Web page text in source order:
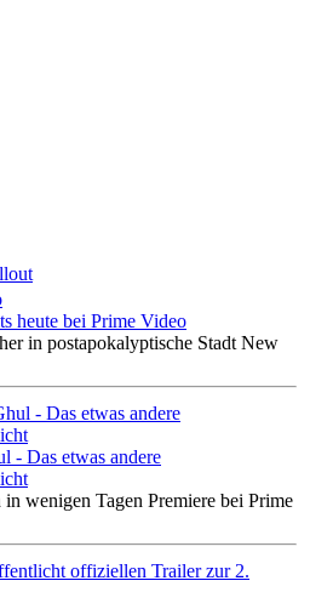
heute bei Prime Video
in postapokalyptische Stadt New
- Das etwas andere
wenigen Tagen Premiere bei Prime